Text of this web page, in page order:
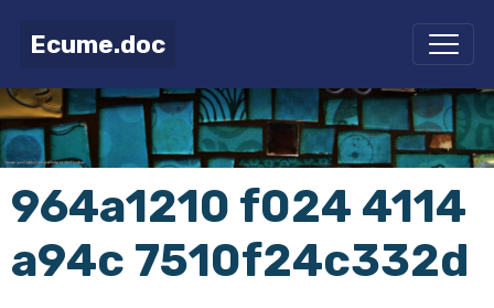
Ecume.doc
964a1210 f024 4114
a94c 7510f24c332d